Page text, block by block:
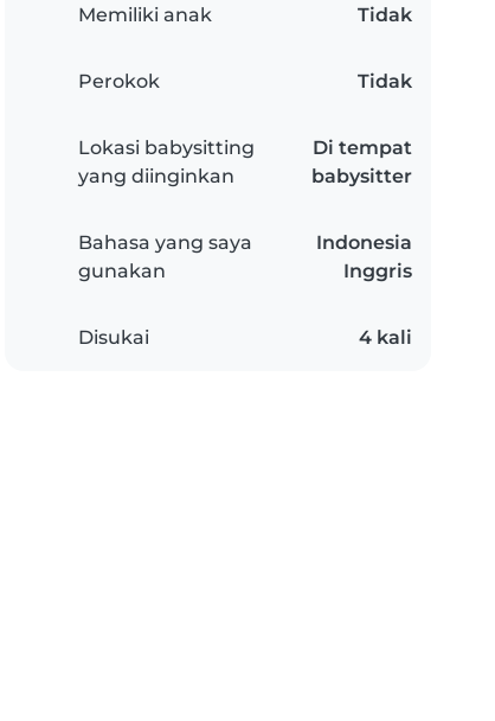
Memiliki anak Tidak
Perokok Tidak
Lokasi babysitting
yang diinginkan
Di tempat
babysitter
Bahasa yang saya
gunakan
Indonesia
Inggris
Disukai 4 kali